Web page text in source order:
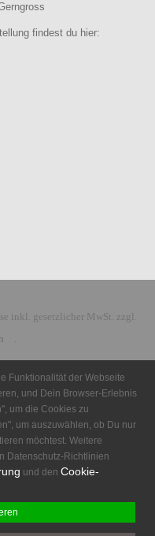
findest du hier:
inkl. gesetzlicher MwSt. zzgl.
.
Funktionalität der Webseite
und Dein Browser-Erlebnis
um die Cookies zu
um auszuwählen, ob Du nur
möchtest. Weitere
Datenschutz-Richtlinien
und denCookie-